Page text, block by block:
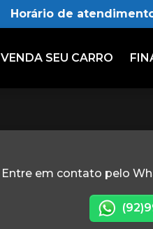
Horário de
VENDA SEU CARRO
Entre em contato pelo